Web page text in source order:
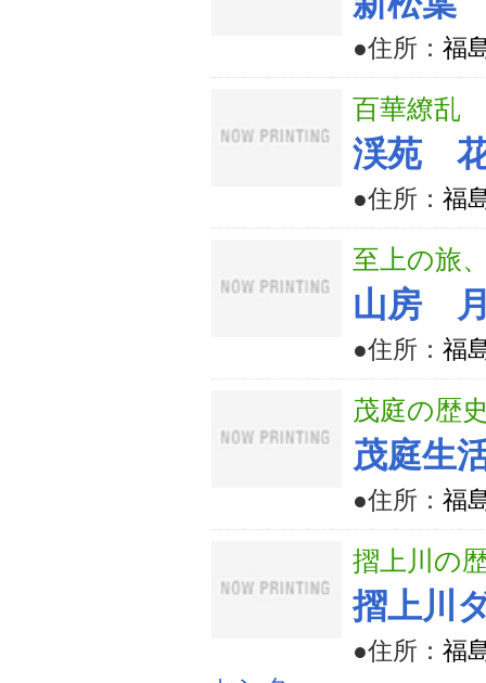
●住所： 福
百華繚乱
渓苑
●住所： 福
至上の旅
山房
●住所： 福
茂庭の歴
茂庭生
●住所： 福
摺上川の
摺上川
●住所： 福